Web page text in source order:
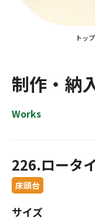
制作・納
Works
226.ロータ
床頭台
サイズ
トッ